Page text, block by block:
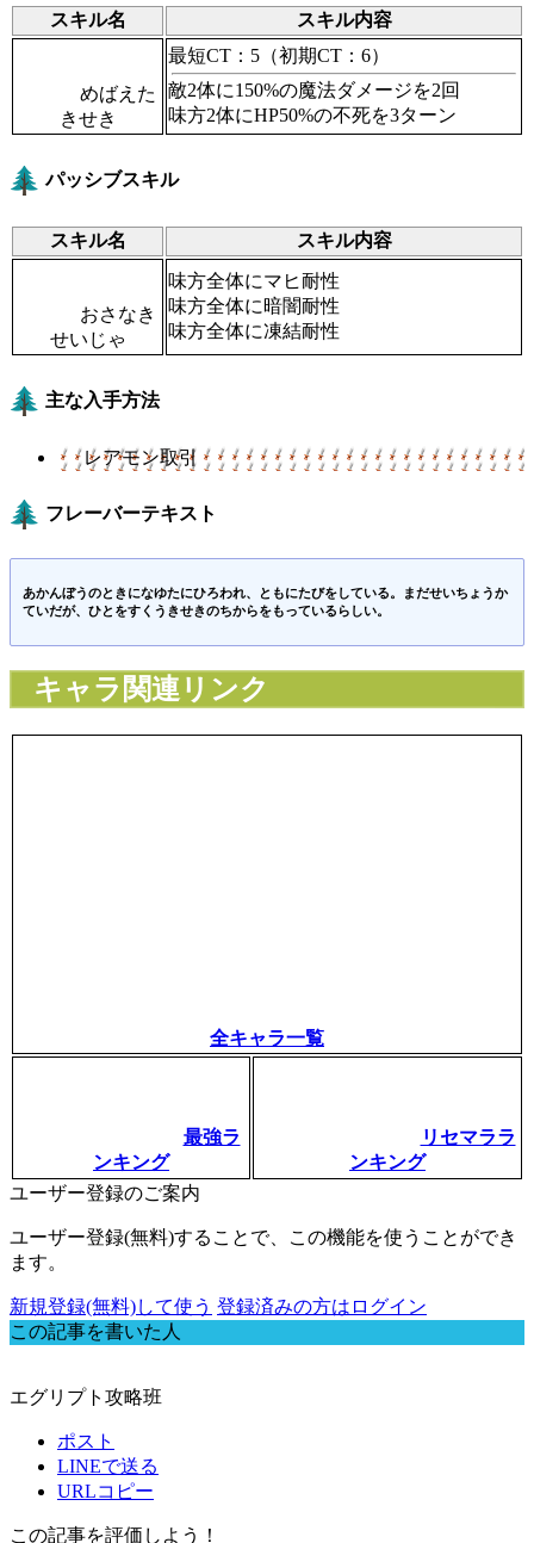
スキル名 スキル内容
めばえた
きせき
最短CT：5 （初期CT：6）
敵2体に150%の魔法ダメージを2回
味方2体にHP50%の不死を3ターン
パッシブスキル
スキル名 スキル内容
おさなき
せいじゃ
味方全体にマヒ耐性
味方全体に暗闇耐性
味方全体に凍結耐性
主な入手方法
レアモン取引
フレーバーテキスト
あかんぼうのときになゆたにひろわれ、ともにたびをしている。まだせいちょうか
ていだが、ひとをすくうきせきのちからをもっているらしい。
キャラ関連リンク
全キャラ一覧
最強ラ
ンキング
リセマララ
ンキング
ユーザー登録のご案内
ユーザー登録(無料)することで、この機能を使うことができ
ます。
新規登録(無料)して使う 登録済みの方はログイン
この記事を書いた人
エグリプト攻略班
ポスト
LINEで送る
URLコピー
この記事を評価しよう！